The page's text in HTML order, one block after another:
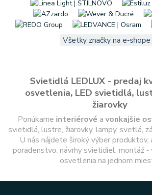
Všetky značky na e-shope
Svietidlá LEDLUX - predaj
osvetlenia, LED svietidlá,
žiarovky
Ponúkame interiérové a vonkajšie
svietidlá, lustre, žiarovky, lampy, svetlá,
U nás nájdete široký výber produktov,
poradenstvo, návrhy svietidiel, montáž
osvetlenia na jednom